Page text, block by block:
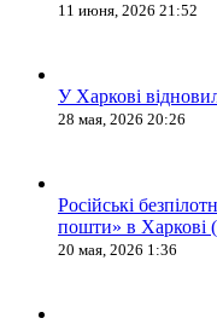
11 июня, 2026 21:52
У Харкові
28 мая, 2026 20:26
Російські
пошти» в
20 мая, 2026 1:36